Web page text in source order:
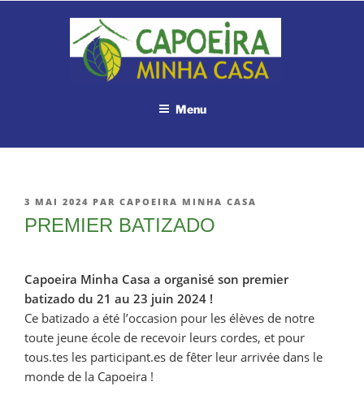
Menu
PUBLIÉ
LE
3 MAI 2024 PAR CAPOEIRA MINHA CASA
PREMIER BATIZADO
Capoeira Minha Casa a organisé son premier
batizado du 21 au 23 juin 2024 !
Ce batizado a été l’occasion pour les élèves de notre
toute jeune école de recevoir leurs cordes, et pour
tous.tes les participant.es de fêter leur arrivée dans le
monde de la Capoeira !